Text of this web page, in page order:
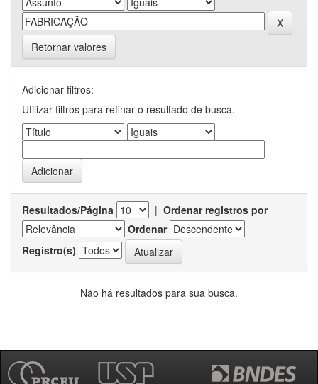
Retornar valores
Adicionar filtros:
Utilizar filtros para refinar o resultado de busca.
Resultados/Página | Ordenar registros por
Ordenar
Registro(s)
Não há resultados para sua busca.